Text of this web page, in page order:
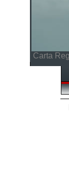
Carta